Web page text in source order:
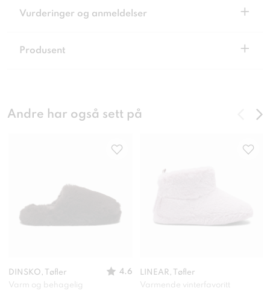
Vurderinger og anmeldelser +
Produsent +
Andre har også sett på
DINSKO, Tøfler
4.6
Varm og behagelig
LINEAR, Tøfler
Varmende vinterfavoritt